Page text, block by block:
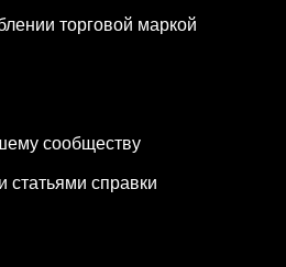
торговой маркой
сообществу
статьями справки